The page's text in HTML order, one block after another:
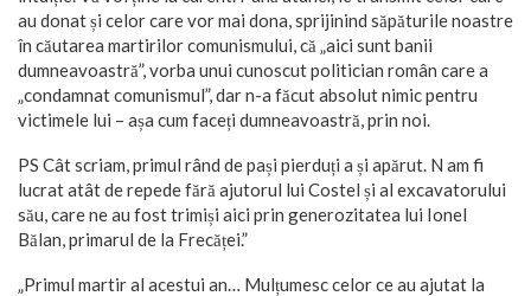
au donat și celor care vor mai dona, sprijinind săpăturile noastre
în căutarea martirilor comunismului, că „aici sunt banii
dumneavoastră”, vorba unui cunoscut politician român care a
„condamnat comunismul”, dar n-a făcut absolut nimic pentru
victimele lui – așa cum faceți dumneavoastră, prin noi.
PS Cât scriam, primul rând de pași pierduți a și apărut. N am fi
lucrat atât de repede fără ajutorul lui Costel și al excavatorului
său, care ne au fost trimiși aici prin generozitatea lui Ionel
Bălan, primarul de la Frecăței.”
„Primul martir al acestui an… Mulțumesc celor ce au ajutat la